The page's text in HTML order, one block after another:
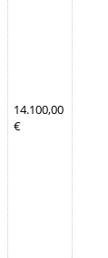
14.100,00
€